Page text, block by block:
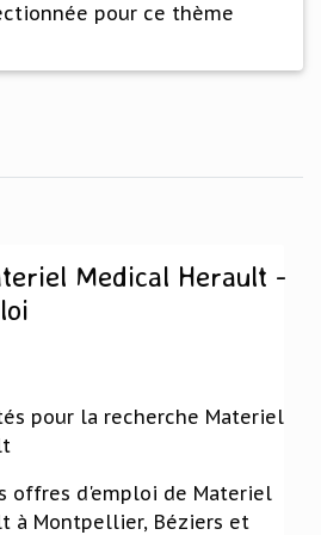
pour ce thème
Medical Herault -
pour la recherche Materiel
offres d'emploi de Materiel
à Montpellier, Béziers et